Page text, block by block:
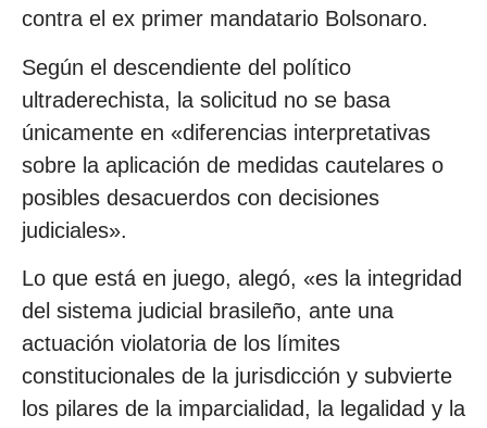
contra el ex primer mandatario Bolsonaro.
Según el descendiente del político
ultraderechista, la solicitud no se basa
únicamente en «diferencias interpretativas
sobre la aplicación de medidas cautelares o
posibles desacuerdos con decisiones
judiciales».
Lo que está en juego, alegó, «es la integridad
del sistema judicial brasileño, ante una
actuación violatoria de los límites
constitucionales de la jurisdicción y subvierte
los pilares de la imparcialidad, la legalidad y la